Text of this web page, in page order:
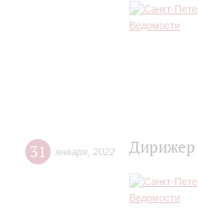
31 января 2022 Дирижер